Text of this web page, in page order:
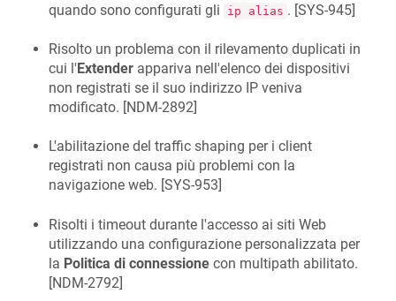
quando sono configurati gli
ip alias . [SYS-945]
Risolto un problema con il rilevamento duplicati in
cui l'Extender appariva nell'elenco dei dispositivi
non registrati se il suo indirizzo IP veniva
modificato. [NDM-2892]
L'abilitazione del traffic shaping per i client
registrati non causa più problemi con la
navigazione web. [SYS-953]
Risolti i timeout durante l'accesso ai siti Web
utilizzando una configurazione personalizzata per
la Politica di connessione con multipath abilitato.
[NDM-2792]